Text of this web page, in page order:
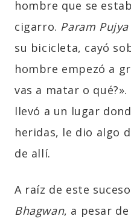
hombre que se
cigarro. Param
su bicicleta, cayó
hombre empezó a
vas a matar o
llevó a un lugar
heridas, le dio algo
de allí.
A raíz de este
Bhagwan, a pesar